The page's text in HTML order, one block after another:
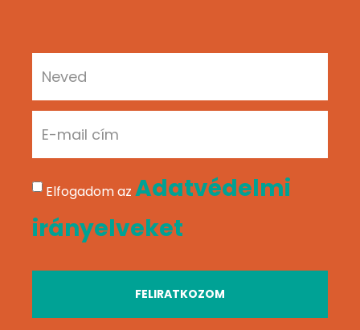
Elfogadom az Adatvédelmi
irányelveket
FELIRATKOZOM